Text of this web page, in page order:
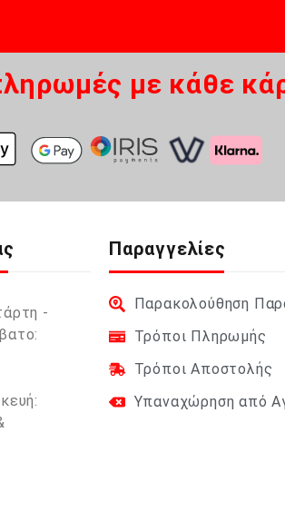
με κάθε
-
Παραγγελίες
Παρακολούθηση
Τρόποι Πληρωμής
Τρόποι Αποστολής
Υπαναχώρηση από